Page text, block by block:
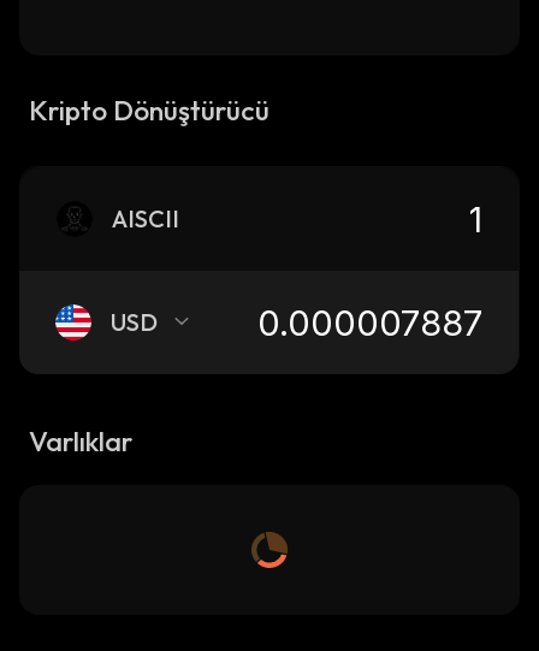
Kripto Dönüştürücü
AISCII
USD
Varlıklar